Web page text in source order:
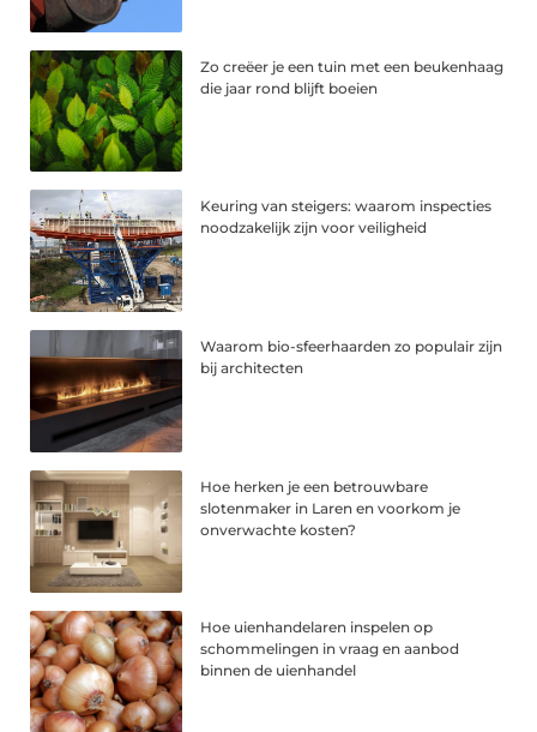
Zo creëer je een tuin met een beukenhaag
die jaar rond blijft boeien
Keuring van steigers: waarom inspecties
noodzakelijk zijn voor veiligheid
Waarom bio-sfeerhaarden zo populair zijn
bij architecten
Hoe herken je een betrouwbare
slotenmaker in Laren en voorkom je
onverwachte kosten?
Hoe uienhandelaren inspelen op
schommelingen in vraag en aanbod
binnen de uienhandel